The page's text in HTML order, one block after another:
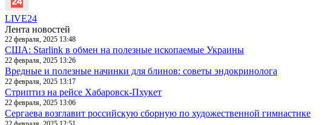
LIVE24
Лента новостей
22 февраля, 2025 13:48
США: Starlink в обмен на полезные ископаемые Украины
22 февраля, 2025 13:26
Вредные и полезные начинки для блинов: советы эндокринолога
22 февраля, 2025 13:17
Стриптиз на рейсе Хабаровск-Пхукет
22 февраля, 2025 13:06
Сергаева возглавит российскую сборную по художественной гимнастике